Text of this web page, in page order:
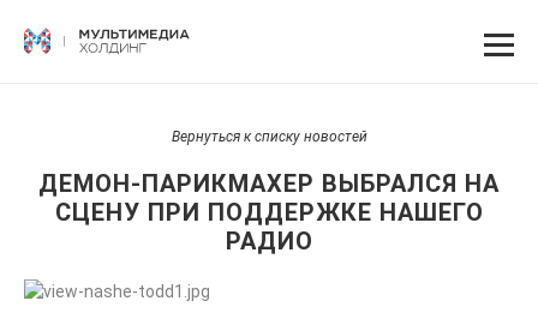
Вернуться к списку новостей
ДЕМОН-ПАРИКМАХЕР ВЫБРАЛСЯ НА
СЦЕНУ ПРИ ПОДДЕРЖКЕ НАШЕГО
РАДИО